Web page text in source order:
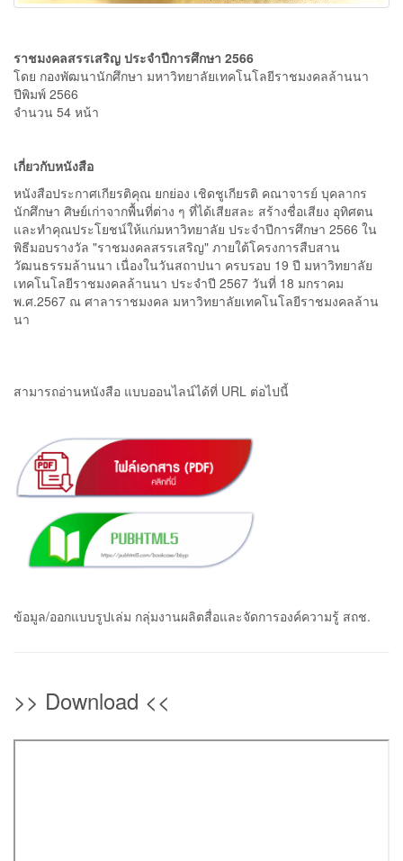
ราชมงคลสรรเสริญ ประจำปีการศึกษา 2566
โดย กองพัฒนานักศึกษา มหาวิทยาลัยเทคโนโลยีราชมงคลล้านนา
ปีพิมพ์ 2566
จำนวน 54 หน้า
เกี่ยวกับหนังสือ
หนังสือประกาศเกียรติคุณ ยกย่อง เชิดชูเกียรติ คณาจารย์ บุคลากร
นักศึกษา ศิษย์เก่าจากพื้นที่ต่าง ๆ ที่ได้เสียสละ สร้างชื่อเสียง อุทิศตน
และทำคุณประโยชน์ให้แก่มหาวิทยาลัย ประจำปีการศึกษา 2566 ใน
พิธีมอบรางวัล "ราชมงคลสรรเสริญ" ภายใต้โครงการสืบสาน
วัฒนธรรมล้านนา เนื่องในวันสถาปนา ครบรอบ 19 ปี มหาวิทยาลัย
เทคโนโลยีราชมงคลล้านนา ประจำปี 2567 วันที่ 18 มกราคม
พ.ศ.2567 ณ ศาลาราชมงคล มหาวิทยาลัยเทคโนโลยีราชมงคลล้าน
นา
สามารถอ่านหนังสือ แบบออนไลน์ได้ที่ URL ต่อไปนี้
ข้อมูล/ออกแบบรูปเล่ม กลุ่มงานผลิตสื่อและจัดการองค์ความรู้ สถช.
>> Download <<